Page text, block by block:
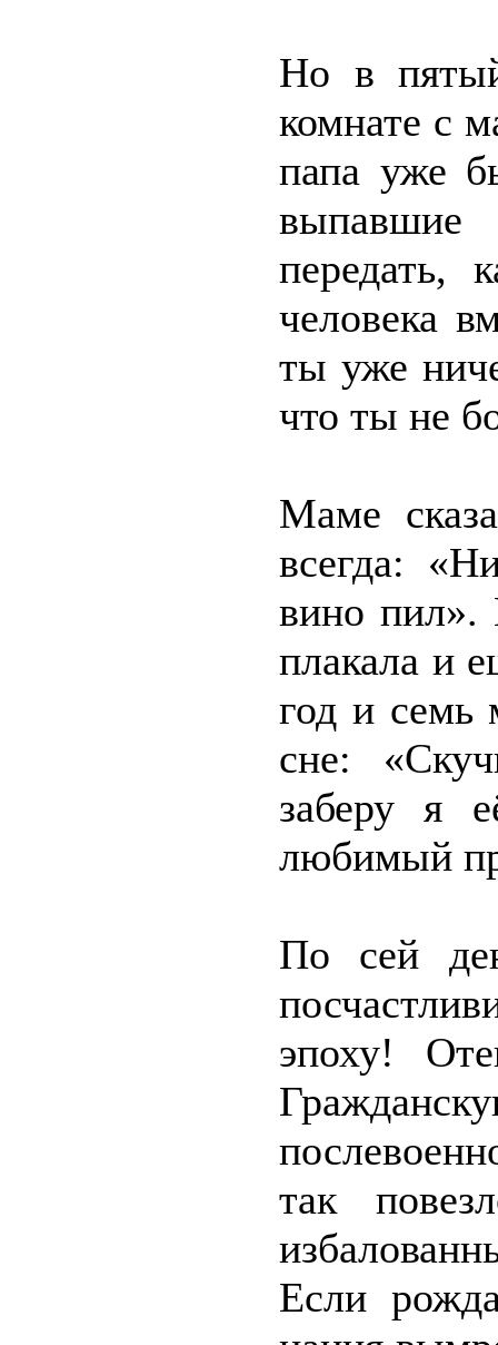
Но в
комнате с
папа уже
выпавшие
передать,
человека
ты уже
что ты не
Маме
всегда:
вино пил».
плакала и
год и семь
сне:
заберу я
любимый
По сей
эпоху!
так
Если